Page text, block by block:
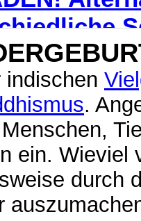
indischen
.
ein.
durch